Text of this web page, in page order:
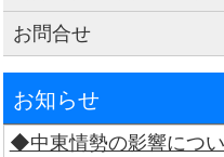
お問合せ
お知らせ
◆中東情勢の影響につ